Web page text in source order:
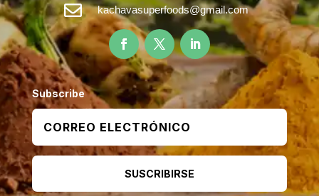
 kachavasuperfoods@gmail.com
Subscribe
SUSCRIBIRSE